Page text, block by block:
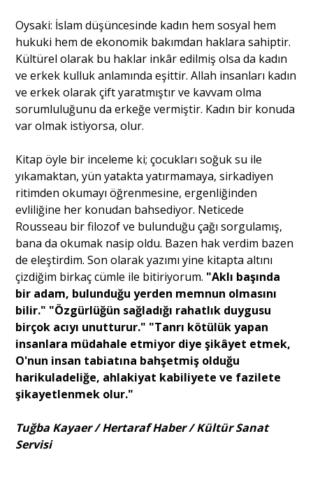
Oysaki: İslam düşüncesinde kadın hem sosyal hem
hukuki hem de ekonomik bakımdan haklara sahiptir.
Kültürel olarak bu haklar inkâr edilmiş olsa da kadın
ve erkek kulluk anlamında eşittir. Allah insanları kadın
ve erkek olarak çift yaratmıştır ve kavvam olma
sorumluluğunu da erkeğe vermiştir. Kadın bir konuda
var olmak istiyorsa, olur.
Kitap öyle bir inceleme ki; çocukları soğuk su ile
yıkamaktan, yün yatakta yatırmamaya, sirkadiyen
ritimden okumayı öğrenmesine, ergenliğinden
evliliğine her konudan bahsediyor. Neticede
Rousseau bir filozof ve bulunduğu çağı sorgulamış,
bana da okumak nasip oldu. Bazen hak verdim bazen
de eleştirdim. Son olarak yazımı yine kitapta altını
çizdiğim birkaç cümle ile bitiriyorum. "Aklı başında
bir adam, bulunduğu yerden memnun olmasını
bilir." "Özgürlüğün sağladığı rahatlık duygusu
birçok acıyı unutturur." "Tanrı kötülük yapan
insanlara müdahale etmiyor diye şikâyet etmek,
O'nun insan tabiatına bahşetmiş olduğu
harikuladeliğe, ahlakiyat kabiliyete ve fazilete
şikayetlenmek olur."
Tuğba Kayaer / Hertaraf Haber / Kültür Sanat
Servisi